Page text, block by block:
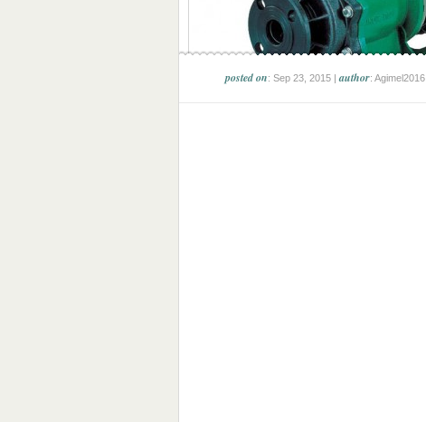
posted on: Sep 23, 2015 |author: Agimel2016